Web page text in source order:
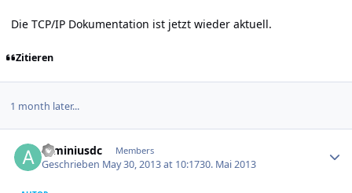
Die TCP/IP Dokumentation ist jetzt wieder aktuell.
Zitieren
1 month later...
arminiusdc Members
Geschrieben May 30, 2013 at 10:1730. Mai 2013